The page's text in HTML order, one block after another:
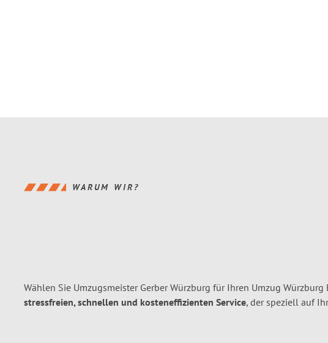
WARUM WIR?
Wählen Sie Umzugsmeister Gerber Würzburg für Ihren Umzug
stressfreien, schnellen und kosteneffizienten Service, der speziell auf